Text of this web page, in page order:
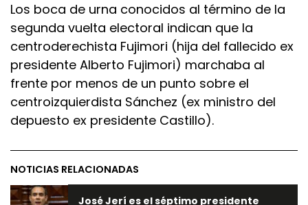
Los boca de urna conocidos al término de la
segunda vuelta electoral indican que la
centroderechista Fujimori (hija del fallecido ex
presidente Alberto Fujimori) marchaba al
frente por menos de un punto sobre el
centroizquierdista Sánchez (ex ministro del
depuesto ex presidente Castillo).
NOTICIAS RELACIONADAS
José Jerí es el séptimo presidente